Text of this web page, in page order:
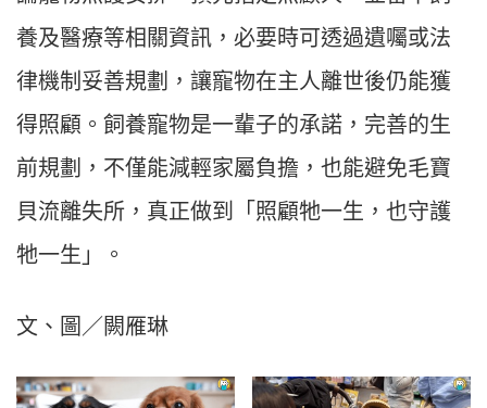
養及醫療等相關資訊，必要時可透過遺囑或法
律機制妥善規劃，讓寵物在主人離世後仍能獲
得照顧。飼養寵物是一輩子的承諾，完善的生
前規劃，不僅能減輕家屬負擔，也能避免毛寶
貝流離失所，真正做到「照顧牠一生，也守護
牠一生」。
文、圖／闕雁琳